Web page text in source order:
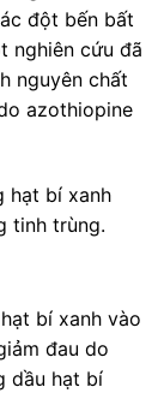
đột bến bất
nghiên cứu đã
nguyên chất
azothiopine
hạt bí xanh
tinh trùng.
bí xanh vào
đau do
dầu hạt bí